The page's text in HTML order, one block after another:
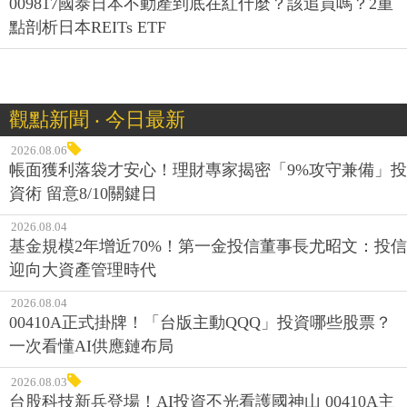
點剖析日本REITs ETF
觀點新聞 ‧ 今日最新
2026.08.06
帳面獲利落袋才安心！理財專家揭密「9%攻守兼備」投
資術 留意8/10關鍵日
2026.08.04
基金規模2年增近70%！第一金投信董事長尤昭文：投信
迎向大資產管理時代
2026.08.04
00410A正式掛牌！「台版主動QQQ」投資哪些股票？
一次看懂AI供應鏈布局
2026.08.03
台股科技新兵登場！AI投資不光看護國神山 00410A主